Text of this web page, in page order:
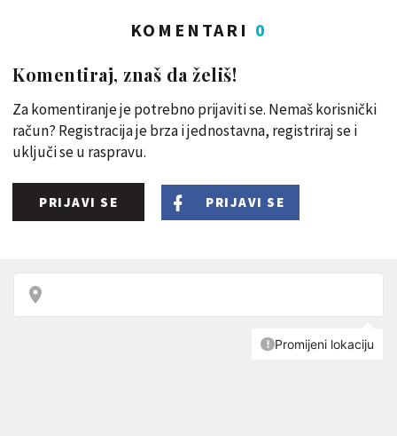
KOMENTARI 0
Komentiraj, znaš da želiš!
Za komentiranje je potrebno prijaviti se. Nemaš korisnički
račun? Registracija je brza i jednostavna, registriraj se i
uključi se u raspravu.
PRIJAVI SE PRIJAVI SE